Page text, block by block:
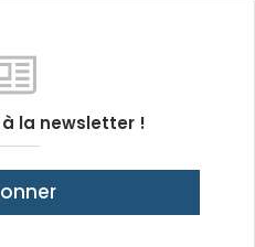
la newsletter !